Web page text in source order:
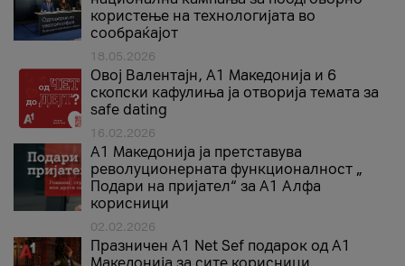
користење на технологијата во
сообраќајот
18.05.2026
Овој Валентајн, A1 Македонија и 6
скопски кафулиња ја отворија темата за
safe dating
16.02.2026
А1 Македонија ја претставува
револуционерната функционалност „
Подари на пријател“ за А1 Алфа
корисници
02.02.2026
Празничен A1 Net Sеf подарок од А1
Македонија за сите корисници